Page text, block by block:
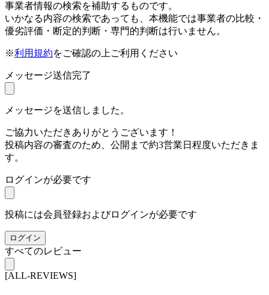
事業者情報の検索を補助するものです。
いかなる内容の検索であっても、本機能では事業者の比較・
優劣評価・断定的判断・専門的判断は行いません。
※利用規約をご確認の上ご利用ください
メッセージ送信完了
メッセージを送信しました。
ご協力いただきありがとうございます！
投稿内容の審査のため、公開まで約3営業日程度いただきま
す。
ログインが必要です
投稿には会員登録およびログインが必要です
ログイン
すべてのレビュー
[ALL-REVIEWS]